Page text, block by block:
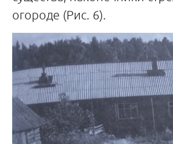
огороде (Рис. 6).